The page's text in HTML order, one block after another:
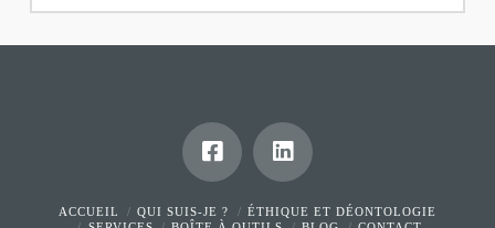
ACCUEIL QUI SUIS-JE ?
ÉTHIQUE ET DÉONTOLOGIE